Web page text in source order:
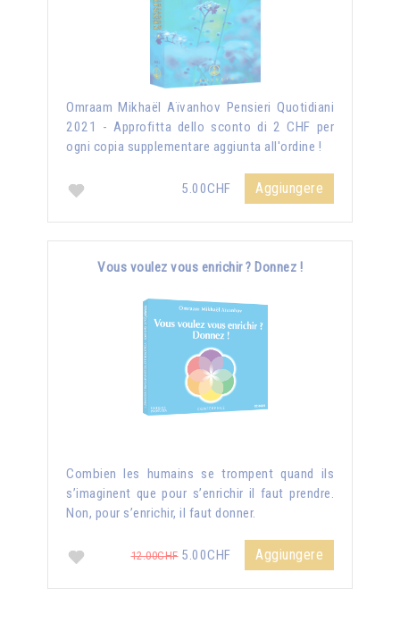
Omraam Mikhaël Aïvanhov Pensieri Quotidiani
2021 - Approfitta dello sconto di 2 CHF per
ogni copia supplementare aggiunta all'ordine !
5.00CHF Aggiungere
Vous voulez vous enrichir ? Donnez !
Combien les humains se trompent quand ils
s’imaginent que pour s’enrichir il faut prendre.
Non, pour s’enrichir, il faut donner.
12.00CHF5.00CHF Aggiungere